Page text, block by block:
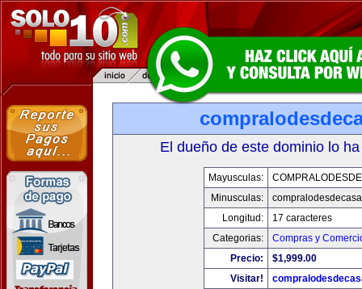
El dueño de este dominio lo
Mayusculas:
Minusculas:
Longitud:
17 caracteres
Categorias:
Compras y
Precio:
$1,999.00
Visitar!